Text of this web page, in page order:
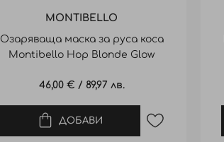
MONTIBELLO
Озаряваща маска за руса коса
Montibello Hop Blonde Glow
46,00 € / 89,97 лв.
ДОБАВИ